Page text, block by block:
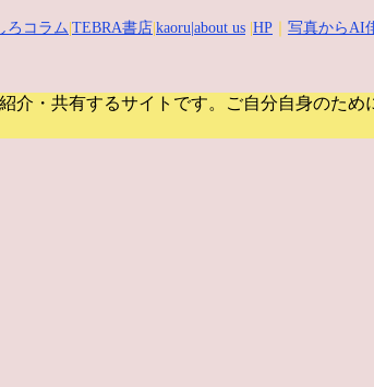
ろコラム TEBRA書店 kaoru |about us HP 写真からAI
介・共有するサイトです。
ご自分自身のため